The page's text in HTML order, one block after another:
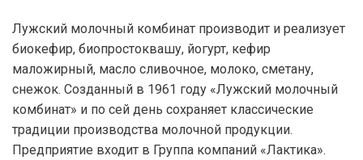
Лужский молочный комбинат производит и реализует
биокефир, биопростоквашу, йогурт, кефир
маложирный, масло сливочное, молоко, сметану,
снежок. Созданный в 1961 году «Лужский молочный
комбинат» и по сей день сохраняет классические
традиции производства молочной продукции.
Предприятие входит в Группа компаний «Лактика».